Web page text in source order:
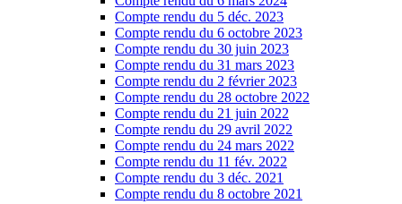
Compte rendu du 5 déc. 2023
Compte rendu du 6 octobre 2023
Compte rendu du 30 juin 2023
Compte rendu du 31 mars 2023
Compte rendu du 2 février 2023
Compte rendu du 28 octobre 2022
Compte rendu du 21 juin 2022
Compte rendu du 29 avril 2022
Compte rendu du 24 mars 2022
Compte rendu du 11 fév. 2022
Compte rendu du 3 déc. 2021
Compte rendu du 8 octobre 2021